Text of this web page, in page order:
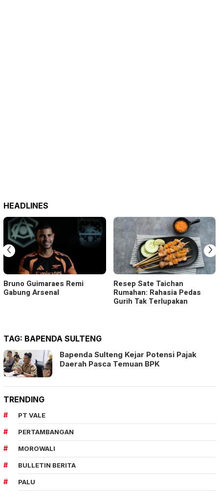
HEADLINES
Bruno Guimaraes Remi
Gabung Arsenal
Resep Sate Taichan
Rumahan: Rahasia Pedas
Gurih Tak Terlupakan
‹ ›
TAG: BAPENDA SULTENG
Bapenda Sulteng Kejar Potensi Pajak
Daerah Pasca Temuan BPK
TRENDING
PT VALE
PERTAMBANGAN
MOROWALI
BULLETIN BERITA
PALU